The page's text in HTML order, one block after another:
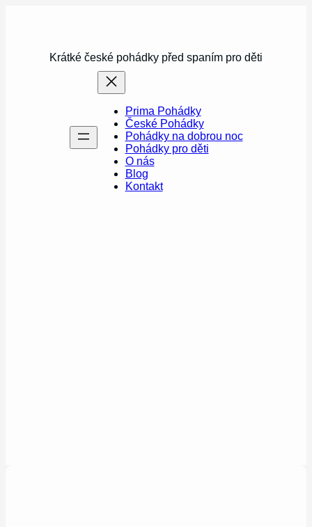
Krátké české pohádky před spaním pro děti
Prima Pohádky
České Pohádky
Pohádky na dobrou noc
Pohádky pro děti
O nás
Blog
Kontakt